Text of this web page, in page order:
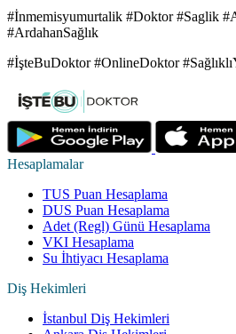
#İnmemisyumurtalik #Doktor #Saglik
#ArdahanSağlık
#İşteBuDoktor #OnlineDoktor
Hesaplamalar
TUS Puan Hesaplama
DUS Puan Hesaplama
Adet (Regl) Günü Hesaplama
VKI Hesaplama
Su İhtiyacı Hesaplama
Diş Hekimleri
İstanbul Diş Hekimleri